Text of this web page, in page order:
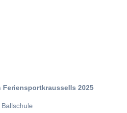
Feriensportkraussells 2025
Ballschule